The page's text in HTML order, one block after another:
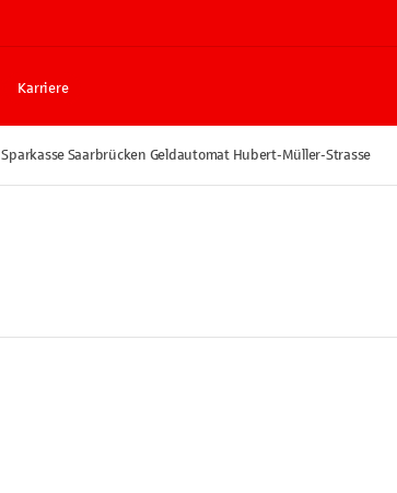
Karriere
Sparkasse Saarbrücken Geldautomat Hubert-Müller-Strasse